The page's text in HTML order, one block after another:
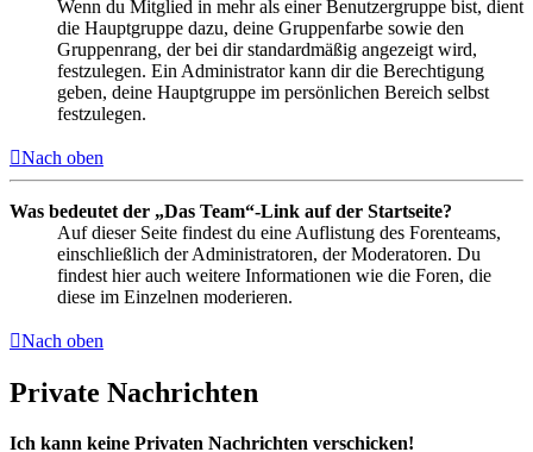
Wenn du Mitglied in mehr als einer Benutzergruppe bist, dient
die Hauptgruppe dazu, deine Gruppenfarbe sowie den
Gruppenrang, der bei dir standardmäßig angezeigt wird,
festzulegen. Ein Administrator kann dir die Berechtigung
geben, deine Hauptgruppe im persönlichen Bereich selbst
festzulegen.
Nach oben
Was bedeutet der „Das Team“-Link auf der Startseite?
Auf dieser Seite findest du eine Auflistung des Forenteams,
einschließlich der Administratoren, der Moderatoren. Du
findest hier auch weitere Informationen wie die Foren, die
diese im Einzelnen moderieren.
Nach oben
Private Nachrichten
Ich kann keine Privaten Nachrichten verschicken!